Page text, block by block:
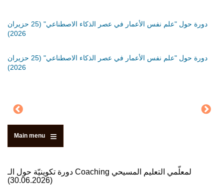
دورة حول "علم نفس الأعمار في عصر الذكاء الاصطناعي" (25 حزيران
2026)
دورة حول "علم نفس الأعمار في عصر الذكاء الاصطناعي" (25 حزيران
2026)
Main menu
دورة تكوينيّة حول الـ Coaching لمعلّمي التعليم المسيحي
(30.06.2026)